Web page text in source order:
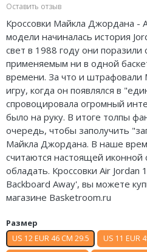
Оставить отзыв
Кроссовки Майкла Джордана -
модели начиналась история
свет в 1988 году они
применяемым ни в одной
времени. За что и
игру, когда он появлялся в
спровоцировала огромный
было на руку. В итоге толпы
очередь, чтобы заполучить
Майкла Джордана. В наше
считаются настоящей иконной
обладать. Кроссовки Air
Backboard Away', вы можете
магазине Basketroom.ru
Размер
US 12 EUR 46 CM 29.5
US 11 EUR
Nike Hyperdunk
Nike Hyperset
Nike Cosmic Unity
Nike Air Deldon
Nike Sabrina
Nike A’ja
Nike ST
Nike GT
Nike Book
adidas Dame
adidas AE
Adidas Yeezy Boost 350